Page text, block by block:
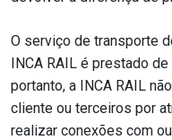
O serviço de transporte
INCA RAIL é prestado
portanto, a INCA RAIL
cliente ou terceiros por
realizar conexões com